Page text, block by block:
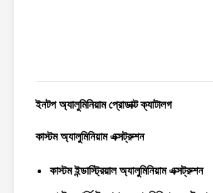
ইনটপ অ্যালুমিনিয়াম প্রোডাক্ট ক্যাটালগ
কাস্টম অ্যালুমিনিয়াম এক্সট্রুশন
কাস্টম ইন্ডাস্ট্রিয়াল অ্যালুমিনিয়াম এক্সট্রুশন